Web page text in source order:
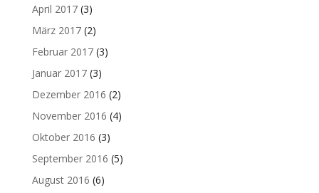
April 2017(3)
März 2017(2)
Februar 2017(3)
Januar 2017(3)
Dezember 2016 (2)
November 2016 (4)
Oktober 2016 (3)
September 2016 (5)
August 2016 (6)